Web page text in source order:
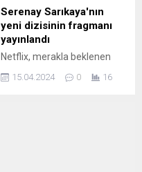
Üyeleri ve Meclis Üyelerinin
katılımları gerçekleştirildi.
İpsala Ticaret Borsası
toplantı salonundaki
toplantıda 2023...
Serenay Sarıkaya'nın
yeni dizisinin fragmanı
yayınlandı
Netflix, merakla beklenen
Kimler Geçti’nin yayın tarihini
15.04.2024 0 16